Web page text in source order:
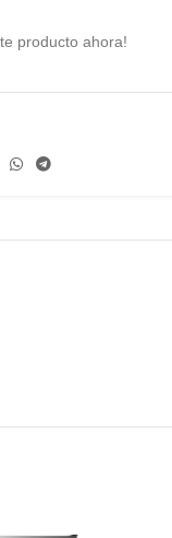
producto ahora!